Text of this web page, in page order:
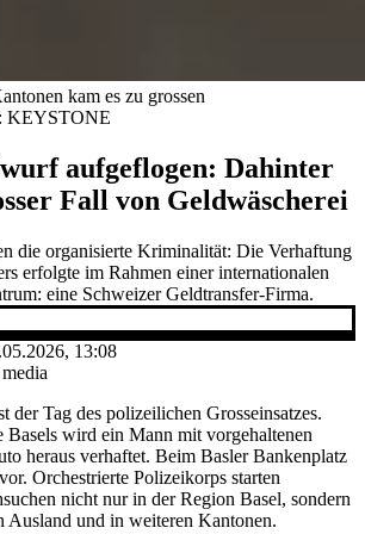
kam es zu grossen
KEYSTONE
aufgeflogen: Dahinter
Fall von Geldwäscherei
die organisierte Kriminalität: Die Verhaftung
erfolgte im Rahmen einer internationalen
eine Schweizer Geldtransfer-Firma.
13:08
der Tag des polizeilichen Grosseinsatzes.
Basels wird ein Mann mit vorgehaltenen
heraus verhaftet. Beim Basler Bankenplatz
Orchestrierte Polizeikorps starten
nicht nur in der Region Basel, sondern
Ausland und in weiteren Kantonen.